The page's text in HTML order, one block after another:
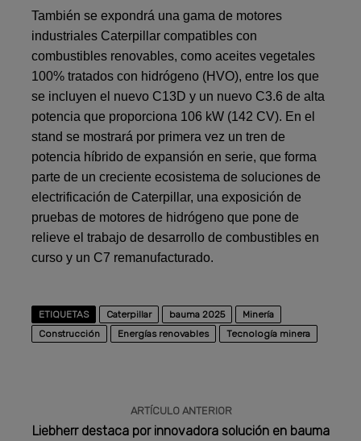
También se expondrá una gama de motores
industriales Caterpillar compatibles con
combustibles renovables, como aceites vegetales
100% tratados con hidrógeno (HVO), entre los que
se incluyen el nuevo C13D y un nuevo C3.6 de alta
potencia que proporciona 106 kW (142 CV). En el
stand se mostrará por primera vez un tren de
potencia híbrido de expansión en serie, que forma
parte de un creciente ecosistema de soluciones de
electrificación de Caterpillar, una exposición de
pruebas de motores de hidrógeno que pone de
relieve el trabajo de desarrollo de combustibles en
curso y un C7 remanufacturado.
ETIQUETAS Caterpillar bauma 2025
Minería
Construcción
Energías renovables Tecnología minera
ARTÍCULO ANTERIOR
Liebherr destaca por innovadora solución en bauma